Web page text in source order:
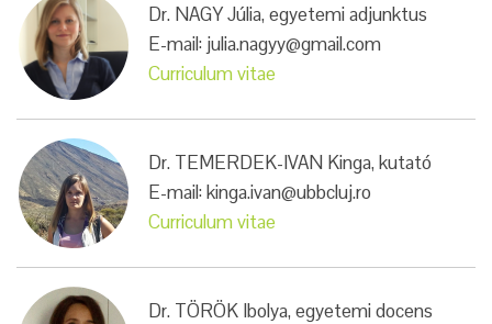
Dr. NAGY Júlia, egyetemi adjunktus
E-mail: julia.nagyy@gmail.com
Curriculum vitae
Dr. TEMERDEK-IVAN Kinga, kutató
E-mail: kinga.ivan@ubbcluj.ro
Curriculum vitae
Dr. TÖRÖK Ibolya, egyetemi docens